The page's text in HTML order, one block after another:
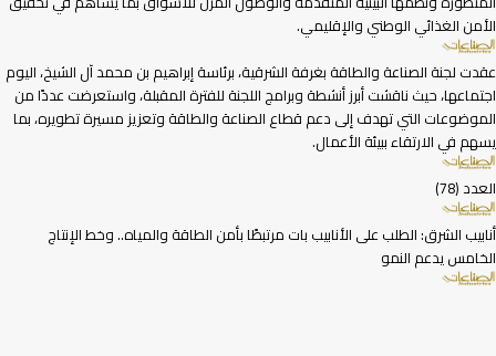
الأمن الغذائي الوطني والإقليمي.
عقدت لجنة الصناعة والطاقة بغرفة الشرقية، برئاسة إبراهيم بن محمد آل الشيخ، اليوم
اجتماعها، حيث ناقشت أبرز أنشطة وبرامج اللجنة للفترة المقبلة، واستعرضت عددًا من
الموضوعات التي تهدف إلى دعم قطاع الصناعة والطاقة وتعزيز مسيرة تطويره، بما
يسهم في الارتقاء ببيئة الأعمال.
العدد (78)
أنابيب الشرق: الطلب على الأنابيب بات مرتبطًا بأمن الطاقة والمياه.. وخط الإنتاج
الخامس يدعم النمو